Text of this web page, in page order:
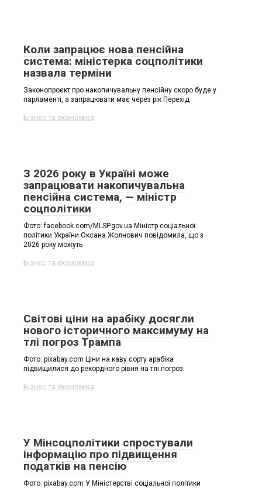
Коли запрацює нова пенсійна
система: міністерка соцполітики
назвала терміни
Законопроєкт про накопичувальну пенсійну скоро буде у
парламенті, а запрацювати має через рік Перехід
Бізнес та економіка
З 2026 року в Україні може
запрацювати накопичувальна
пенсійна система, — міністр
соцполітики
Фото: facebook.com/MLSP.gov.ua Міністр соціальної
політики України Оксана Жолнович повідомила, що з
2026 року можуть
Бізнес та економіка
Світові ціни на арабіку досягли
нового історичного максимуму на
тлі погроз Трампа
Фото: pixabay.com Ціни на каву сорту арабіка
підвищилися до рекордного рівня на тлі погроз
Бізнес та економіка
У Мінсоцполітики спростували
інформацію про підвищення
податків на пенсію
Фото: pixabay.com У Міністерстві соціальної політики